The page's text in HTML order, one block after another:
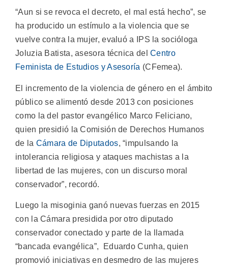
“Aun si se revoca el decreto, el mal está hecho”, se
ha producido un estímulo a la violencia que se
vuelve contra la mujer, evaluó a IPS la socióloga
Joluzia Batista, asesora técnica delCentro
Feminista de Estudios y Asesoría (CFemea).
El incremento de la violencia de género en el ámbito
público se alimentó desde 2013 con posiciones
como la del pastor evangélico Marco Feliciano,
quien presidió la Comisión de Derechos Humanos
de la Cámara de Diputados, “impulsando la
intolerancia religiosa y ataques machistas a la
libertad de las mujeres, con un discurso moral
conservador”, recordó.
Luego la misoginia ganó nuevas fuerzas en 2015
con la Cámara presidida por otro diputado
conservador conectado y parte de la llamada
“bancada evangélica”, Eduardo Cunha, quien
promovió iniciativas en desmedro de las mujeres